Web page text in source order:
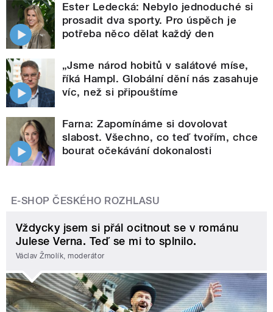
Ester Ledecká: Nebylo jednoduché si
prosadit dva sporty. Pro úspěch je
potřeba něco dělat každý den
„Jsme národ hobitů v salátové míse,
říká Hampl. Globální dění nás zasahuje
víc, než si připouštíme
Farna: Zapomínáme si dovolovat
slabost. Všechno, co teď tvořím, chce
bourat očekávání dokonalosti
E-SHOP ČESKÉHO ROZHLASU
Vždycky jsem si přál ocitnout se v románu
Julese Verna. Teď se mi to splnilo.
Václav Žmolík, moderátor